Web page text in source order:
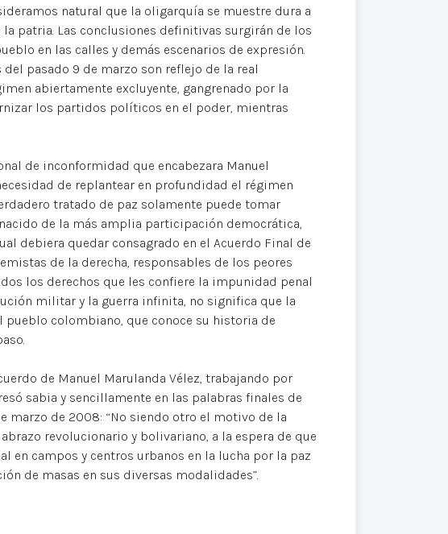
natural que la oligarquía se muestre dura a
patria. Las conclusiones definitivas surgirán de los
en las calles y demás escenarios de expresión.
pasado 9 de marzo son reflejo de la real
abiertamente excluyente, gangrenado por la
los partidos políticos en el poder, mientras
de inconformidad que encabezara Manuel
de replantear en profundidad el régimen
tratado de paz solamente puede tomar
de la más amplia participación democrática,
debiera quedar consagrado en el Acuerdo Final de
de la derecha, responsables de los peores
los derechos que les confiere la impunidad penal
militar y la guerra infinita, no significa que la
pueblo colombiano, que conoce su historia de
de Manuel Marulanda Vélez, trabajando por
sabia y sencillamente en las palabras finales de
marzo de 2008: “No siendo otro el motivo de la
revolucionario y bolivariano, a la espera de que
en campos y centros urbanos en la lucha por la paz
de masas en sus diversas modalidades”.